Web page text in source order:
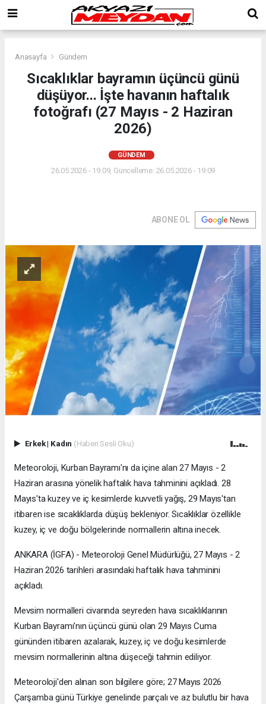
Anasayfa Gündem
Sıcaklıklar bayramın üçüncü günü
düşüyor... İşte havanın haftalık
fotoğrafı (27 Mayıs - 2 Haziran
2026)
GÜNDEM
26.05.2026 - 19:09, Güncelleme: 26.05.2026 - 19:09
ABONE OL
Erkek| Kadın (Haberi Sesli Oku)
Meteoroloji, Kurban Bayramı'nı da içine alan 27 Mayıs - 2
Haziran arasına yönelik haftalık hava tahminini açıkladı. 28
Mayıs'ta kuzey ve iç kesimlerde kuvvetli yağış, 29 Mayıs'tan
itibaren ise sıcaklıklarda düşüş bekleniyor. Sıcaklıklar özellikle
kuzey, iç ve doğu bölgelerinde normallerin altına inecek.
ANKARA (İGFA) - Meteoroloji Genel Müdürlüğü, 27 Mayıs - 2
Haziran 2026 tarihleri arasındaki haftalık hava tahminini
açıkladı.
Mevsim normalleri civarında seyreden hava sıcaklıklarının
Kurban Bayramı'nın üçüncü günü olan 29 Mayıs Cuma
gününden itibaren azalarak, kuzey, iç ve doğu kesimlerde
mevsim normallerinin altına düşeceği tahmin ediliyor.
Meteoroloji'den alınan son bilgilere göre; 27 Mayıs 2026
Çarşamba günü Türkiye genelinde parçalı ve az bulutlu bir hava